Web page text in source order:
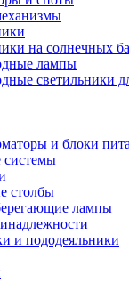
на солнечных
лампы
светильники
и блоки
системы
столбы
лампы
и пододеяльники